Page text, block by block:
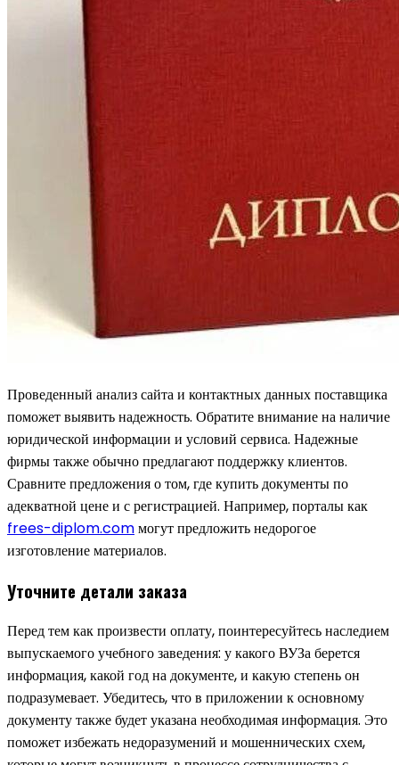
Проведенный анализ сайта и контактных данных поставщика
поможет выявить надежность. Обратите внимание на наличие
юридической информации и условий сервиса. Надежные
фирмы также обычно предлагают поддержку клиентов.
Сравните предложения о том, где купить документы по
адекватной цене и с регистрацией. Например, порталы как
frees-diplom.comмогут предложить недорогое
изготовление материалов.
Уточните детали заказа
Перед тем как произвести оплату, поинтересуйтесь наследием
выпускаемого учебного заведения: у какого ВУЗа берется
информация, какой год на документе, и какую степень он
подразумевает. Убедитесь, что в приложении к основному
документу также будет указана необходимая информация. Это
поможет избежать недоразумений и мошеннических схем,